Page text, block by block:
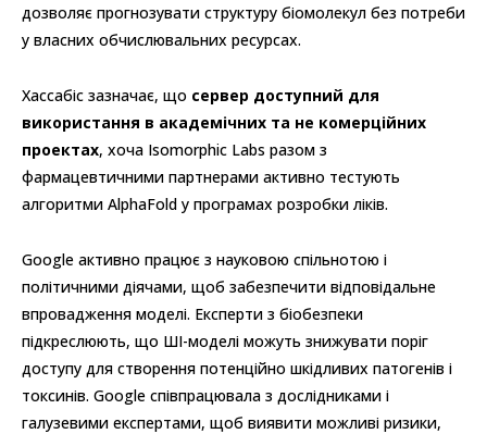
дозволяє прогнозувати структуру біомолекул без потреби
у власних обчислювальних ресурсах.
Хассабіс зазначає, що сервер доступний для
використання в академічних та не комерційних
проектах, хоча Isomorphic Labs разом з
фармацевтичними партнерами активно тестують
алгоритми AlphaFold у програмах розробки ліків.
Google активно працює з науковою спільнотою і
політичними діячами, щоб забезпечити відповідальне
впровадження моделі. Експерти з біобезпеки
підкреслюють, що ШІ-моделі можуть знижувати поріг
доступу для створення потенційно шкідливих патогенів і
токсинів. Google співпрацювала з дослідниками і
галузевими експертами, щоб виявити можливі ризики,